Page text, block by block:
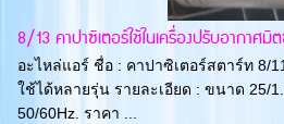
8/13 คาปาซิเตอร์ใช้ในเครื่องปรับอากา
อะไหล่แอร์ ชื่อ : คาปาซิเตอร์สตาร์ท 8/
ใช้ได้หลายรุ่น รายละเอียด : ขนาด 25/
50/60Hz. ราคา ...